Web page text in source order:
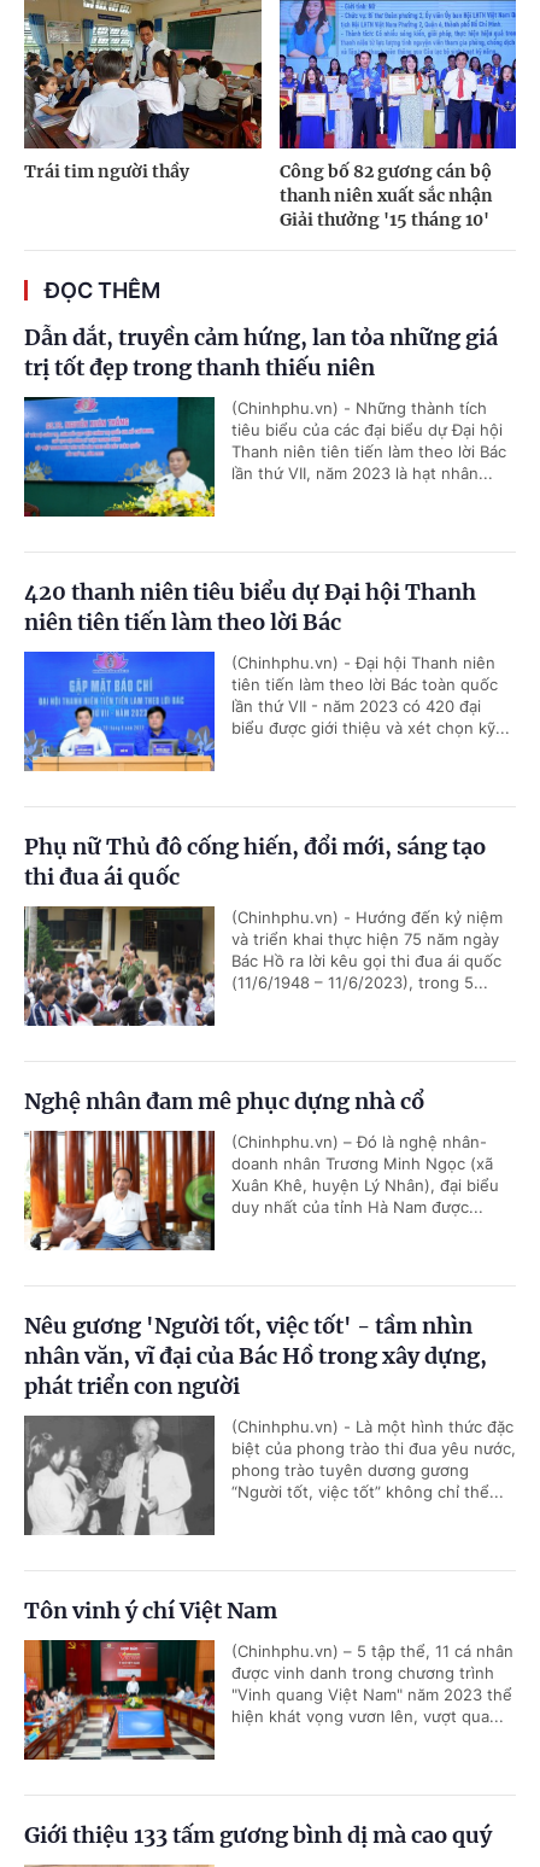
Trái tim người thầy
Công bố 82 gương cán bộ
thanh niên xuất sắc nhận
Giải thưởng '15 tháng 10'
ĐỌC THÊM
Dẫn dắt, truyền cảm hứng, lan tỏa những giá
trị tốt đẹp trong thanh thiếu niên
(Chinhphu.vn) - Những thành tích
tiêu biểu của các đại biểu dự Đại hội
Thanh niên tiên tiến làm theo lời Bác
lần thứ VII, năm 2023 là hạt nhân...
420 thanh niên tiêu biểu dự Đại hội Thanh
niên tiên tiến làm theo lời Bác
(Chinhphu.vn) - Đại hội Thanh niên
tiên tiến làm theo lời Bác toàn quốc
lần thứ VII - năm 2023 có 420 đại
biểu được giới thiệu và xét chọn kỹ...
Phụ nữ Thủ đô cống hiến, đổi mới, sáng tạo
thi đua ái quốc
(Chinhphu.vn) - Hướng đến kỷ niệm
và triển khai thực hiện 75 năm ngày
Bác Hồ ra lời kêu gọi thi đua ái quốc
(11/6/1948 – 11/6/2023), trong 5...
Nghệ nhân đam mê phục dựng nhà cổ
(Chinhphu.vn) – Đó là nghệ nhân-
doanh nhân Trương Minh Ngọc (xã
Xuân Khê, huyện Lý Nhân), đại biểu
duy nhất của tỉnh Hà Nam được...
Nêu gương 'Người tốt, việc tốt' - tầm nhìn
nhân văn, vĩ đại của Bác Hồ trong xây dựng,
phát triển con người
(Chinhphu.vn) - Là một hình thức đặc
biệt của phong trào thi đua yêu nước,
phong trào tuyên dương gương
“Người tốt, việc tốt” không chỉ thể...
Tôn vinh ý chí Việt Nam
(Chinhphu.vn) – 5 tập thể, 11 cá nhân
được vinh danh trong chương trình
"Vinh quang Việt Nam" năm 2023 thể
hiện khát vọng vươn lên, vượt qua...
Giới thiệu 133 tấm gương bình dị mà cao quý